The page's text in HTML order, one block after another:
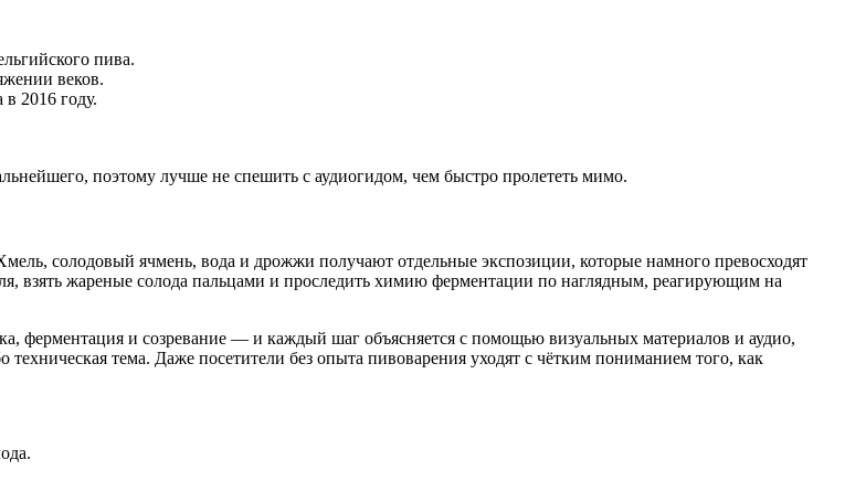
пива.
веков.
2016 году.
поэтому лучше не спешить с аудиогидом, чем быстро пролететь мимо.
солодовый ячмень, вода и дрожжи получают отдельные экспозиции, которые намного превосходят
взять жареные солода пальцами и проследить химию ферментации по наглядным, реагирующим на
ферментация и созревание — и каждый шаг объясняется с помощью визуальных материалов и аудио,
техническая тема. Даже посетители без опыта пивоварения уходят с чётким пониманием того, как